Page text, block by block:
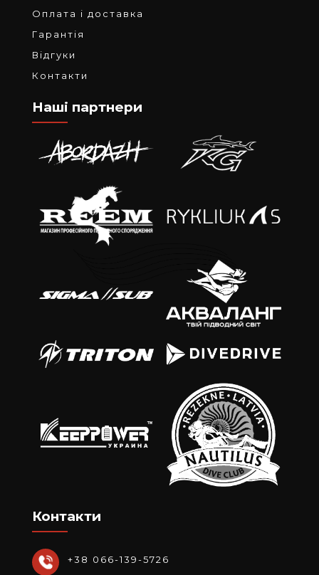
Оплата і доставка
Гарантія
Відгуки
Контакти
Наші партнери
Контакти
+38 066-139-5726